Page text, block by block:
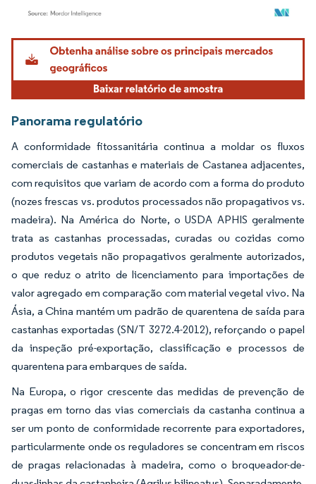
Imagem © Mordor Intelligence. O reuso requer atribuição conforme CC BY 4.0.
Panorama regulatório
A conformidade fitossanitária continua a moldar os fluxos
comerciais de castanhas e materiais de Castanea adjacentes,
com requisitos que variam de acordo com a forma do produto
(nozes frescas vs. produtos processados não propagativos vs.
madeira). Na América do Norte, o USDA APHIS geralmente
trata as castanhas processadas, curadas ou cozidas como
produtos vegetais não propagativos geralmente autorizados,
o que reduz o atrito de licenciamento para importações de
valor agregado em comparação com material vegetal vivo. Na
Ásia, a China mantém um padrão de quarentena de saída para
castanhas exportadas (SN/T 3272.4-2012), reforçando o papel
da inspeção pré-exportação, classificação e processos de
quarentena para embarques de saída.
Na Europa, o rigor crescente das medidas de prevenção de
pragas em torno das vias comerciais da castanha continua a
ser um ponto de conformidade recorrente para exportadores,
particularmente onde os reguladores se concentram em riscos
de pragas relacionadas à madeira, como o broqueador-de-